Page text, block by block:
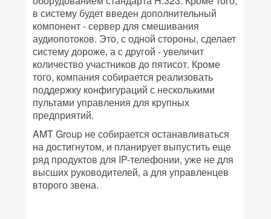
в систему будет введен дополнительный
компонент - сервер для смешивания
аудиопотоков. Это, с одной стороны, сделает
систему дороже, а с другой - увеличит
количество участников до пятисот. Кроме
того, компания собирается реализовать
поддержку конфигураций с несколькими
пультами управления для крупных
предприятий.
AMT Group не собирается останавливаться
на достигнутом, и планирует выпустить еще
ряд продуктов для IP-телефонии, уже не для
высших руководителей, а для управленцев
второго звена.